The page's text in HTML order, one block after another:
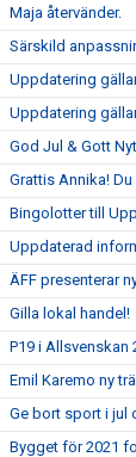
Maja återvänder.
Särskild
Uppdatering
Uppdatering
God Jul & Gott
Grattis Annika!
Bingolotter till
Uppdaterad
ÄFF presenterar
Gilla lokal handel!
P19 i Allsvenskan
Emil Karemo ny
Ge bort sport i jul
Bygget för 2021